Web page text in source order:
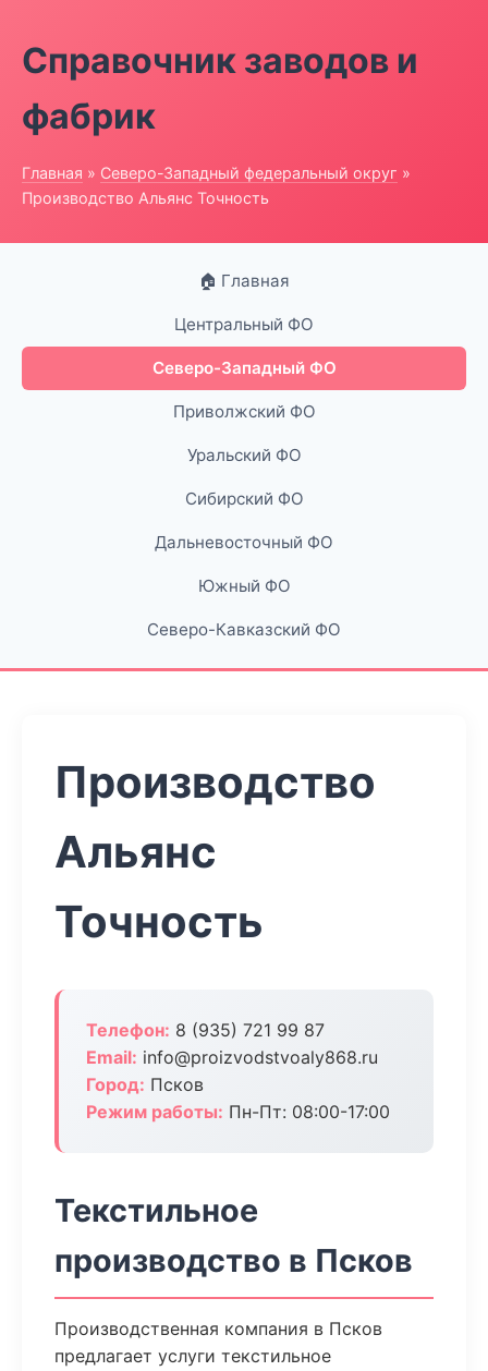
Справочник заводов и
фабрик
Главная » Северо-Западный федеральный округ »
Производство Альянс Точность
🏠 Главная
Центральный ФО
Северо-Западный ФО
Приволжский ФО
Уральский ФО
Сибирский ФО
Дальневосточный ФО
Южный ФО
Северо-Кавказский ФО
Производство
Альянс
Точность
Телефон: 8 (935) 721 99 87
Email: info@proizvodstvoaly868.ru
Город: Псков
Режим работы: Пн-Пт: 08:00-17:00
Текстильное
производство в Псков
Производственная компания в Псков
предлагает услуги текстильное